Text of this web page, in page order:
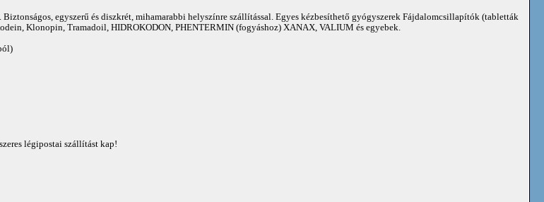
egyszerű és diszkrét, mihamarabbi helyszínre szállítással. Egyes kézbesíthető gyógyszerek Fájdalomcsillapítók (tabletták
Klonopin, Tramadoil, HIDROKODON, PHENTERMIN (fogyáshoz) XANAX, VALIUM és egyebek.
légipostai szállítást kap!